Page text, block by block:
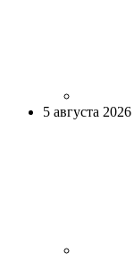
5 августа 2026